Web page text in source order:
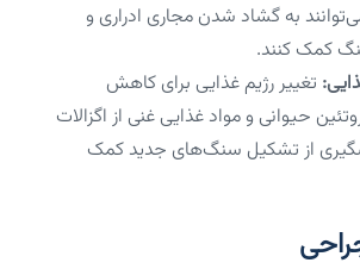
به گشاد شدن مجاری ادراری و
کمک کنند.
تغییر رژیم غذایی برای کاهش
حیوانی و مواد غذایی غنی از اگزالات
از تشکیل سنگ‌های جدید کمک